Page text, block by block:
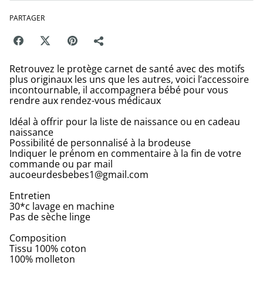
PARTAGER
Retrouvez le protège carnet de santé avec des motifs
plus originaux les uns que les autres, voici l’accessoire
incontournable, il accompagnera bébé pour vous
rendre aux rendez-vous médicaux
Idéal à offrir pour la liste de naissance ou en cadeau
naissance
Possibilité de personnalisé à la brodeuse
Indiquer le prénom en commentaire à la fin de votre
commande ou par mail
aucoeurdesbebes1@gmail.com
Entretien
30*c lavage en machine
Pas de sèche linge
Composition
Tissu 100% coton
100% molleton